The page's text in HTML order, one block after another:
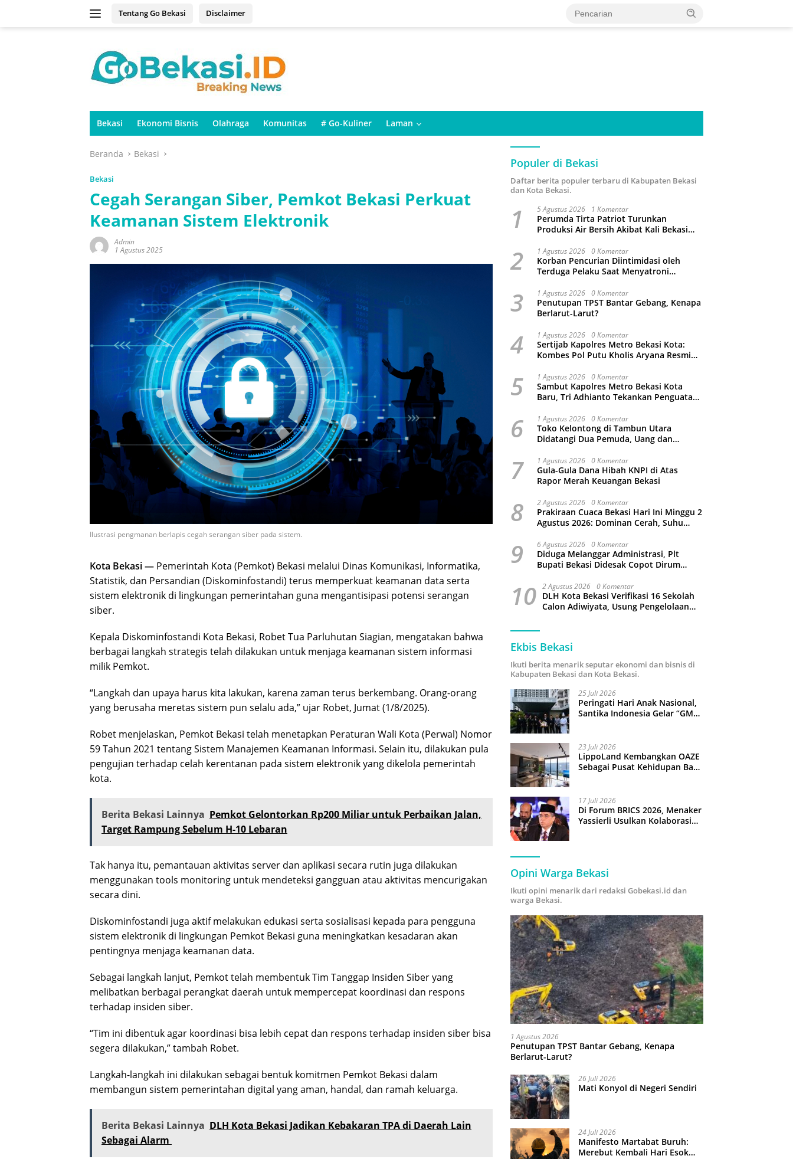
Tentang Go Bekasi Disclaimer
Bekasi Ekonomi Bisnis Olahraga Komunitas # Go-Kuliner Laman
Beranda Bekasi
Bekasi
Cegah Serangan Siber, Pemkot Bekasi Perkuat
Keamanan Sistem Elektronik
Admin
1 Agustus 2025
Ilustrasi pengmanan berlapis cegah serangan siber pada sistem.
Kota Bekasi — Pemerintah Kota (Pemkot) Bekasi melalui Dinas Komunikasi, Informatika,
Statistik, dan Persandian (Diskominfostandi) terus memperkuat keamanan data serta
sistem elektronik di lingkungan pemerintahan guna mengantisipasi potensi serangan
siber.
Kepala Diskominfostandi Kota Bekasi, Robet Tua Parluhutan Siagian, mengatakan bahwa
berbagai langkah strategis telah dilakukan untuk menjaga keamanan sistem informasi
milik Pemkot.
“Langkah dan upaya harus kita lakukan, karena zaman terus berkembang. Orang-orang
yang berusaha meretas sistem pun selalu ada,” ujar Robet, Jumat (1/8/2025).
Robet menjelaskan, Pemkot Bekasi telah menetapkan Peraturan Wali Kota (Perwal) Nomor
59 Tahun 2021 tentang Sistem Manajemen Keamanan Informasi. Selain itu, dilakukan pula
pengujian terhadap celah kerentanan pada sistem elektronik yang dikelola pemerintah
kota.
Berita Bekasi Lainnya Pemkot Gelontorkan Rp200 Miliar untuk Perbaikan Jalan,
Target Rampung Sebelum H-10 Lebaran
Tak hanya itu, pemantauan aktivitas server dan aplikasi secara rutin juga dilakukan
menggunakan tools monitoring untuk mendeteksi gangguan atau aktivitas mencurigakan
secara dini.
Diskominfostandi juga aktif melakukan edukasi serta sosialisasi kepada para pengguna
sistem elektronik di lingkungan Pemkot Bekasi guna meningkatkan kesadaran akan
pentingnya menjaga keamanan data.
Sebagai langkah lanjut, Pemkot telah membentuk Tim Tanggap Insiden Siber yang
melibatkan berbagai perangkat daerah untuk mempercepat koordinasi dan respons
terhadap insiden siber.
“Tim ini dibentuk agar koordinasi bisa lebih cepat dan respons terhadap insiden siber bisa
segera dilakukan,” tambah Robet.
Langkah-langkah ini dilakukan sebagai bentuk komitmen Pemkot Bekasi dalam
membangun sistem pemerintahan digital yang aman, handal, dan ramah keluarga.
Berita Bekasi Lainnya DLH Kota Bekasi Jadikan Kebakaran TPA di Daerah Lain
Sebagai Alarm
Populer di Bekasi
Daftar berita populer terbaru di Kabupaten Bekasi
dan Kota Bekasi.
1 5 Agustus 2026 1 Komentar
Perumda Tirta Patriot Turunkan
Produksi Air Bersih Akibat Kali Bekasi
2 1 Agustus 2026 0 Komentar
Korban Pencurian Diintimidasi oleh
Terduga Pelaku Saat Menyatroni
Malah Ikut-Ikutan!
3 1 Agustus 2026 0 Komentar
Penutupan TPST Bantar Gebang, Kenapa
Berlarut-Larut?
4 1 Agustus 2026 0 Komentar
Sertijab Kapolres Metro Bekasi Kota:
Kombes Pol Putu Kholis Aryana Resmi
Bintoro
5 1 Agustus 2026 0 Komentar
Sambut Kapolres Metro Bekasi Kota
Baru, Tri Adhianto Tekankan Penguatan
6 1 Agustus 2026 0 Komentar
Toko Kelontong di Tambun Utara
Didatangi Dua Pemuda, Uang dan
7 1 Agustus 2026 0 Komentar
Gula-Gula Dana Hibah KNPI di Atas
Rapor Merah Keuangan Bekasi
8 2 Agustus 2026 0 Komentar
Prakiraan Cuaca Bekasi Hari Ini Minggu 2
Agustus 2026: Dominan Cerah, Suhu
9 6 Agustus 2026 0 Komentar
Diduga Melanggar Administrasi, Plt
Bupati Bekasi Didesak Copot Dirum
10 2 Agustus 2026 0 Komentar
DLH Kota Bekasi Verifikasi 16 Sekolah
Calon Adiwiyata, Usung Pengelolaan
Ekbis Bekasi
Ikuti berita menarik seputar ekonomi dan bisnis di
Kabupaten Bekasi dan Kota Bekasi.
25 Juli 2026
Peringati Hari Anak Nasional,
Santika Indonesia Gelar “GM
23 Juli 2026
LippoLand Kembangkan OAZE
Sebagai Pusat Kehidupan Baru
17 Juli 2026
Di Forum BRICS 2026, Menaker
Yassierli Usulkan Kolaborasi
Opini Warga Bekasi
Ikuti opini menarik dari redaksi Gobekasi.id dan
warga Bekasi.
1 Agustus 2026
Penutupan TPST Bantar Gebang, Kenapa
Berlarut-Larut?
26 Juli 2026
Mati Konyol di Negeri Sendiri
24 Juli 2026
Manifesto Martabat Buruh:
Merebut Kembali Hari Esok